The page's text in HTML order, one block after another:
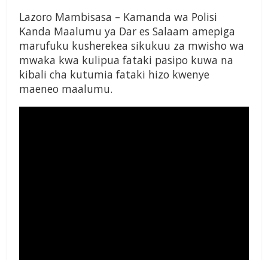
Lazoro Mambisasa – Kamanda wa Polisi
Kanda Maalumu ya Dar es Salaam amepiga
marufuku kusherekea sikukuu za mwisho wa
mwaka kwa kulipua fataki pasipo kuwa na
kibali cha kutumia fataki hizo kwenye
maeneo maalumu.